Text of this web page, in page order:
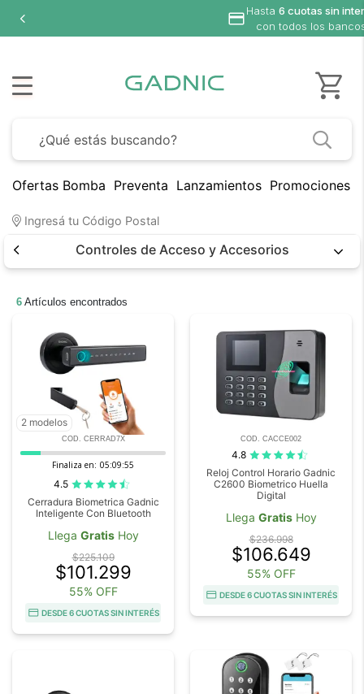
Hasta6 cuotas sin interés
con todos los bancos
Ofertas Bomba Preventa Lanzamientos Promociones
Ingresá tu Código Postal
Controles de Acceso y Accesorios
6 Artículos encontrados
2 modelos
COD. CERRAD7X
Finaliza en: 05:09:54
4.5
Cerradura Biometrica Gadnic
Inteligente Con Bluetooth
Llega GratisHoy
$225.109
$101.299
55% OFF
DESDE 6 CUOTAS SIN INTERÉS
COD. CACCE002
4.8
Reloj Control Horario Gadnic
C2600 Biometrico Huella
Digital
Llega GratisHoy
$236.998
$106.649
55% OFF
DESDE 6 CUOTAS SIN INTERÉS